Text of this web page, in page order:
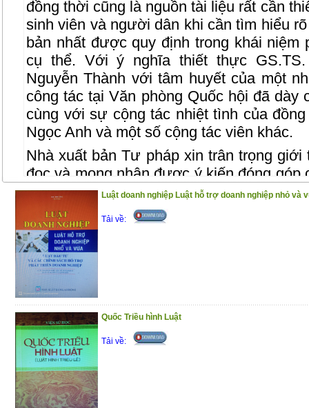
đồng thời cũng là nguồn tài liệu rất cần
sinh viên và người dân khi cần tìm hiểu
bản nhất được quy định trong khái
cụ thể. Với ý nghĩa thiết thực
Nguyễn Thành với tâm huyết của một
công tác tại Văn phòng Quốc hội đã dày
cùng với sự cộng tác nhiệt tình của
Ngọc Anh và một số cộng tác viên khác.
Nhà xuất bản Tư pháp xin trân trọng giới
đọc và mong nhận được ý kiến đóng góp
được hoàn thiện hơn trong lần tái bản
Luật doanh nghiệp Luật hỗ trợ doanh nghiệp nhỏ và
Tải về:
Quốc Triều hình Luật
Tải về: